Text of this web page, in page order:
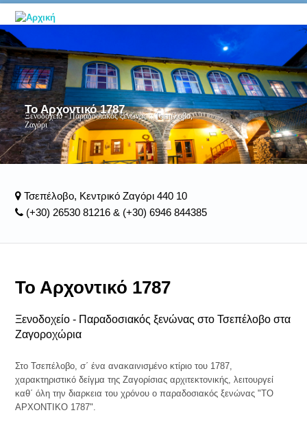
Το Αρχοντικό 1787
Ξενοδοχείο - Παραδοσιακός ξενώνας :: Τσεπέλοβο,
Ζαγόρι
Τσεπέλοβο, Κεντρικό Ζαγόρι 440 10
(+30) 26530 81216 & (+30) 6946 844385
Το Αρχοντικό 1787
Ξενοδοχείο - Παραδοσιακός ξενώνας στο Τσεπέλοβο στα
Ζαγοροχώρια
Στo Τσεπέλοβο, σ΄ ένα ανακαινισμένο κτίριο του 1787,
χαρακτηριστικό δείγμα της Ζαγορίσιας αρχιτεκτονικής, λειτουργεί
καθ΄ όλη την διαρκεια του χρόνου ο παραδοσιακός ξενώνας "ΤΟ
ΑΡΧΟΝΤΙΚΟ 1787".